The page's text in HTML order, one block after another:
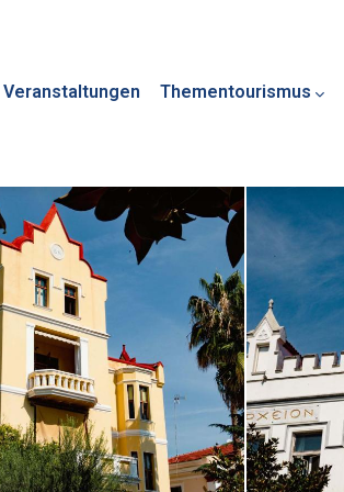
Veranstaltungen Thementourismus